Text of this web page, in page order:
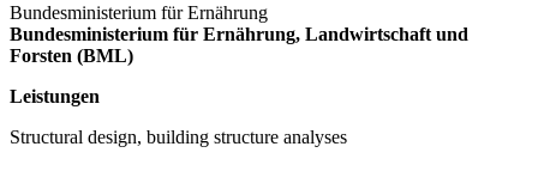
Bundesministerium für Ernährung
Bundesministerium für Ernährung, Landwirtschaft und
Forsten (BML)
Leistungen
Structural design, building structure analyses